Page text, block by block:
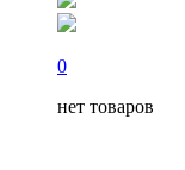
0
нет товаров